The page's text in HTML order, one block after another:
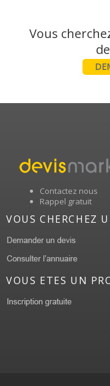
Vous
Contactez nous
Rappel gratuit
VOUS CHERCHEZ
VOUS ETES UN